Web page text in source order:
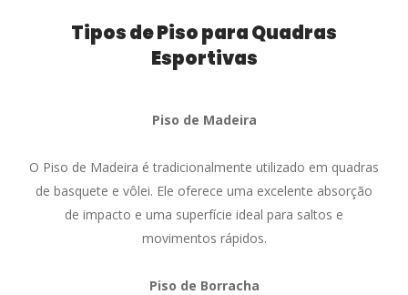
Tipos de Piso para Quadras
Esportivas
Piso de Madeira
O Piso de Madeira é tradicionalmente utilizado em quadras
de basquete e vôlei. Ele oferece uma excelente absorção
de impacto e uma superfície ideal para saltos e
movimentos rápidos.
Piso de Borracha